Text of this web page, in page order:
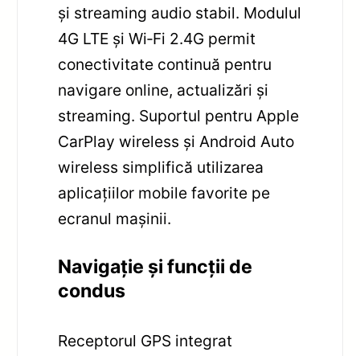
și streaming audio stabil. Modulul
4G LTE și Wi‑Fi 2.4G permit
conectivitate continuă pentru
navigare online, actualizări și
streaming. Suportul pentru Apple
CarPlay wireless și Android Auto
wireless simplifică utilizarea
aplicațiilor mobile favorite pe
ecranul mașinii.
Navigație și funcții de
condus
Receptorul GPS integrat